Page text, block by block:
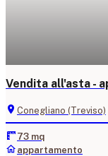
Vendita all'asta -
Conegliano (Treviso)
73 mq
appartamento